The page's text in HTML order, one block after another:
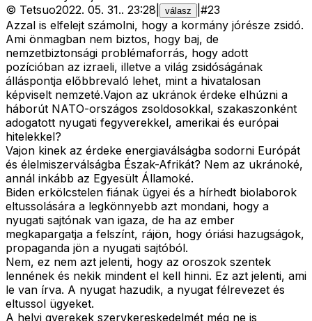
© Tetsuo2022. 05. 31.. 23:28 válasz #23
Azzal is elfelejt számolni, hogy a kormány jórésze zsidó.
Ami önmagban nem biztos, hogy baj, de
nemzetbiztonsági problémaforrás, hogy adott
pozícióban az izraeli, illetve a világ zsidóságának
álláspontja előbbrevaló lehet, mint a hivatalosan
képviselt nemzeté.Vajon az ukránok érdeke elhúzni a
háborút NATO-országos zsoldosokkal, szakaszonként
adogatott nyugati fegyverekkel, amerikai és európai
hitelekkel?
Vajon kinek az érdeke energiaválságba sodorni Európát
és élelmiszerválságba Észak-Afrikát? Nem az ukránoké,
annál inkább az Egyesült Államoké.
Biden erkölcstelen fiának ügyei és a hírhedt biolaborok
eltussolására a legkönnyebb azt mondani, hogy a
nyugati sajtónak van igaza, de ha az ember
megkapargatja a felszínt, rájön, hogy óriási hazugságok,
propaganda jön a nyugati sajtóból.
Nem, ez nem azt jelenti, hogy az oroszok szentek
lennének és nekik mindent el kell hinni. Ez azt jelenti, ami
le van írva. A nyugat hazudik, a nyugat félrevezet és
eltussol ügyeket.
A helyi gyerekek szervkereskedelmét még ne is